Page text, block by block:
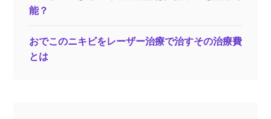
能？
おでこのニキビをレーザー治療で治すその治療費
とは